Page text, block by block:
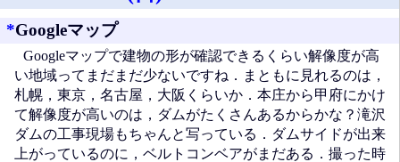
*Googleマップ
Googleマップで建物の形が確認できるくらい解像度が高
い地域ってまだまだ少ないですね．まともに見れるのは，
札幌，東京，名古屋，大阪くらいか．本庄から甲府にかけ
て解像度が高いのは，ダムがたくさんあるからかな？滝沢
ダムの工事現場もちゃんと写っている．ダムサイドが出来
上がっているのに，ベルトコンベアがまだある．撮った時